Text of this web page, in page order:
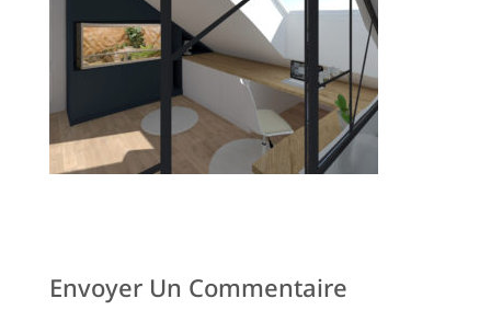
Envoyer Un Commentaire